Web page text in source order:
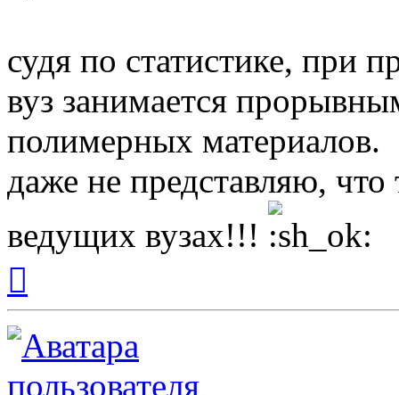
судя по статистике, при
вуз занимается
полимерных материалов.
даже не представляю,
ведущих вузах!!!
началу